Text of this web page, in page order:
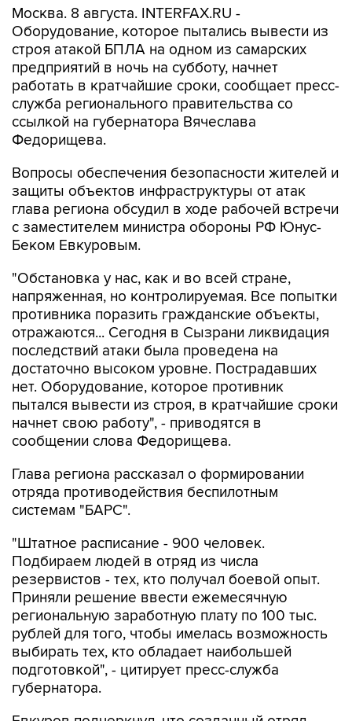
Москва. 8 августа. INTERFAX.RU -
Оборудование, которое пытались вывести из
строя атакой БПЛА на одном из самарских
предприятий в ночь на субботу, начнет
работать в кратчайшие сроки, сообщает пресс-
служба регионального правительства со
ссылкой на губернатора Вячеслава
Федорищева.
Вопросы обеспечения безопасности жителей и
защиты объектов инфраструктуры от атак
глава региона обсудил в ходе рабочей встречи
с заместителем министра обороны РФ Юнус-
Беком Евкуровым.
"Обстановка у нас, как и во всей стране,
напряженная, но контролируемая. Все попытки
противника поразить гражданские объекты,
отражаются... Сегодня в Сызрани ликвидация
последствий атаки была проведена на
достаточно высоком уровне. Пострадавших
нет. Оборудование, которое противник
пытался вывести из строя, в кратчайшие сроки
начнет свою работу", - приводятся в
сообщении слова Федорищева.
Глава региона рассказал о формировании
отряда противодействия беспилотным
системам "БАРС".
"Штатное расписание - 900 человек.
Подбираем людей в отряд из числа
резервистов - тех, кто получал боевой опыт.
Приняли решение ввести ежемесячную
региональную заработную плату по 100 тыс.
рублей для того, чтобы имелась возможность
выбирать тех, кто обладает наибольшей
подготовкой", - цитирует пресс-служба
губернатора.